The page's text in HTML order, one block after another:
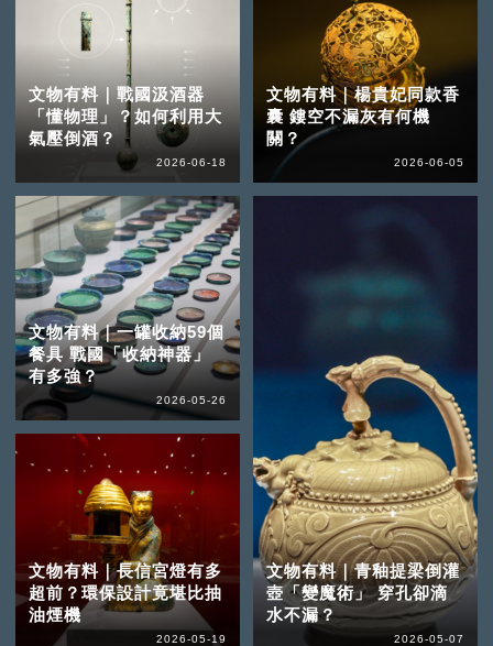
文物有料｜戰國汲酒器
「懂物理」？如何利用大
氣壓倒酒？
2026-06-18
文物有料｜楊貴妃同款香
囊 鏤空不漏灰有何機
關？
2026-06-05
文物有料｜一罐收納59個
餐具 戰國「收納神器」
有多強？
2026-05-26
文物有料｜長信宮燈有多
超前？環保設計竟堪比抽
油煙機
2026-05-19
文物有料｜青釉提梁倒灌
壺「變魔術」 穿孔卻滴
水不漏？
2026-05-07